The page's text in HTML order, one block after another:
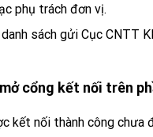
phụ trách đơn vị.
sách gửi Cục CNTT
cổng kết nối trên
kết nối thành công chưa